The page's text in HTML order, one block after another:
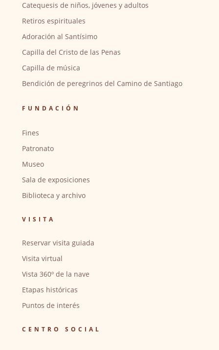
Catequesis de niños, jóvenes y adultos
Retiros espirituales
Adoración al Santísimo
Capilla del Cristo de las Penas
Capilla de música
Bendición de peregrinos del Camino de Santiago
FUNDACIÓN
Fines
Patronato
Museo
Sala de exposiciones
Biblioteca y archivo
VISITA
Reservar visita guiada
Visita virtual
Vista 360º de la nave
Etapas históricas
Puntos de interés
CENTRO SOCIAL